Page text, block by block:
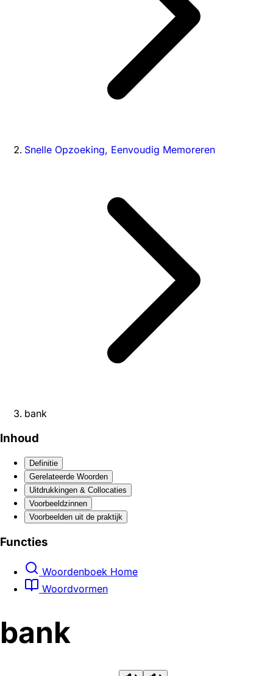
Snelle Opzoeking, Eenvoudig Memoreren
bank
Inhoud
Definitie
Gerelateerde Woorden
Uitdrukkingen & Collocaties
Voorbeeldzinnen
Voorbeelden uit de praktijk
Functies
Woordenboek Home
Woordvormen
bank